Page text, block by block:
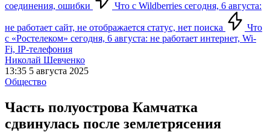
соединения, ошибки Что с Wildberries сегодня, 6 августа:
не работает сайт, не отображается статус, нет поиска
Что
с «Ростелеком» сегодня, 6 августа: не работает интернет, Wi-
Fi, IP-телефония
Николай Шевченко
13:35 5 августа 2025
Общество
Часть полуострова Камчатка
сдвинулась после землетрясения